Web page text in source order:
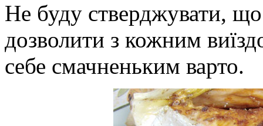
Не буду стверджувати,
дозволити з кожним
себе смачненьким варто.